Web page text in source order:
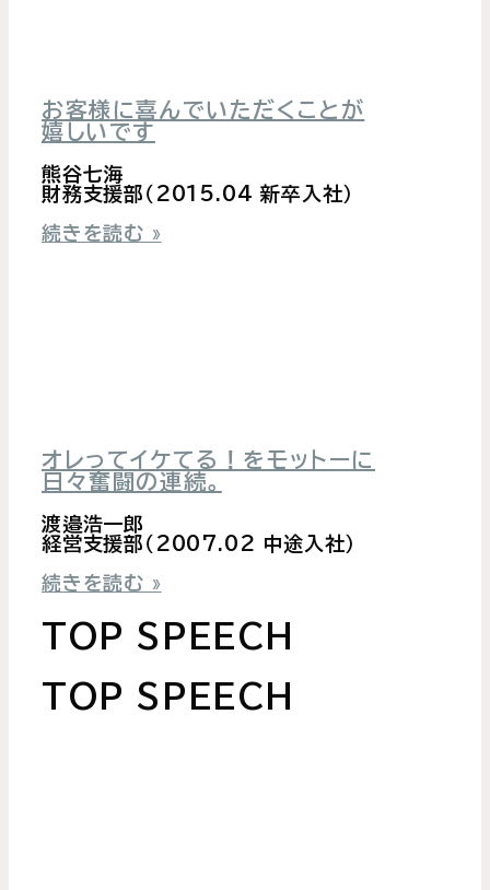
お客様に喜んでいただくことが
嬉しいです
熊谷七海
財務支援部（2015.04 新卒入社）
続きを読む »
オレってイケてる！をモットーに
日々奮闘の連続。
渡邉浩一郎
経営支援部（2007.02 中途入社）
続きを読む »
TOP SPEECH
TOP SPEECH